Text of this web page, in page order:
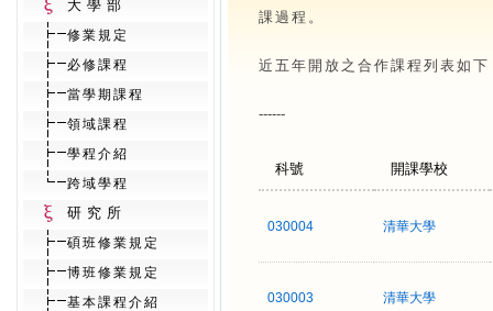
大學部
修業規定
必修課程
當學期課程
領域課程
學程介紹
跨域學程
研究所
碩班修業規定
博班修業規定
基本課程介紹
課過程。
近五年開放之合作課程列表如下
------
科號 開課學校
030004 清華大學
030003 清華大學